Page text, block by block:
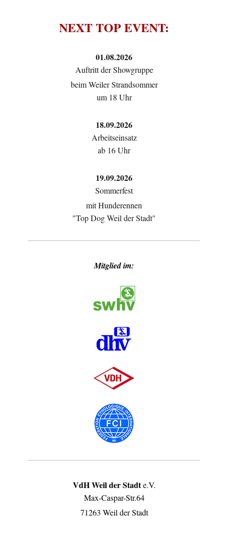
NEXT TOP EVENT:
01.08.2026
Auftritt der Showgruppe
beim Weiler Strandsommer
um 18 Uhr
18.09.2026
Arbeitseinsatz
ab 16 Uhr
19.09.2026
Sommerfest
mit Hunderennen
"Top Dog Weil der Stadt"
Mitglied im:
VdH Weil der Stadte.V.
Max-Caspar-Str.64
71263 Weil der Stadt